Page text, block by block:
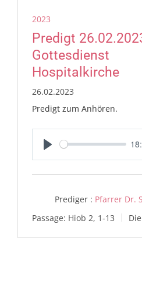
2023
Predigt
Gottesdienst
Hospitalkirche
26.02.2023
Predigt zum Anhören.
Play
Prediger : Pfarrer Dr.
Passage: Hiob 2, 1-13